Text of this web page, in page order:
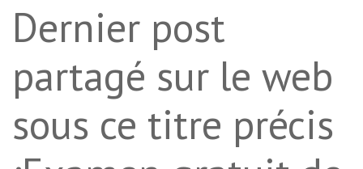
Dernier post
partagé sur le web
sous ce titre précis